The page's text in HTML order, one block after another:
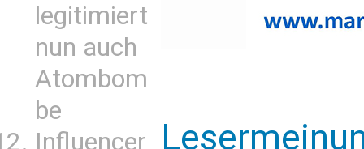
legitimiert
nun auch
Atombom
be
Influencer